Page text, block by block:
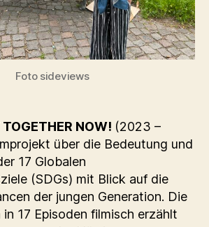
Foto sideviews
TOGETHER NOW! (2023 –
über die Bedeutung und
17 Globalen
(SDGs) mit Blick auf die
der jungen Generation. Die
in 17 Episoden filmisch erzählt